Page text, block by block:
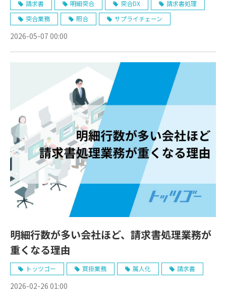
請求書 明細突合 突合DX
請求書処理
突合業務
照合 サプライチェーン
2026-05-07 00:00
明細行数が多い会社ほど、請求書処理業務が
重くなる理由
トッツゴー 買掛業務 属人化 請求書
2026-02-26 01:00